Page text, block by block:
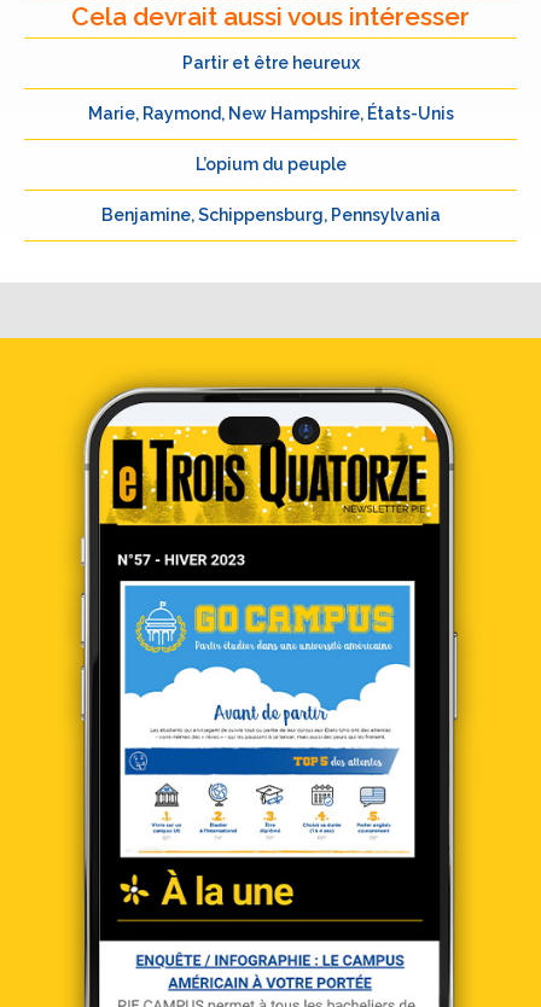
Cela devrait aussi vous intéresser
Partir et être heureux
Marie, Raymond, New Hampshire, États-Unis
L’opium du peuple
Benjamine, Schippensburg, Pennsylvania